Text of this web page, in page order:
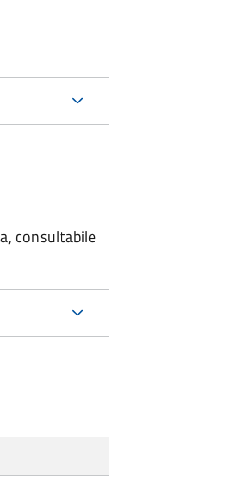
consultabile